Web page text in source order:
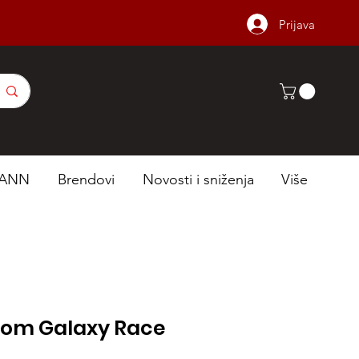
Prijava
Brendovi Novosti i sniženja Više
Galaxy Race